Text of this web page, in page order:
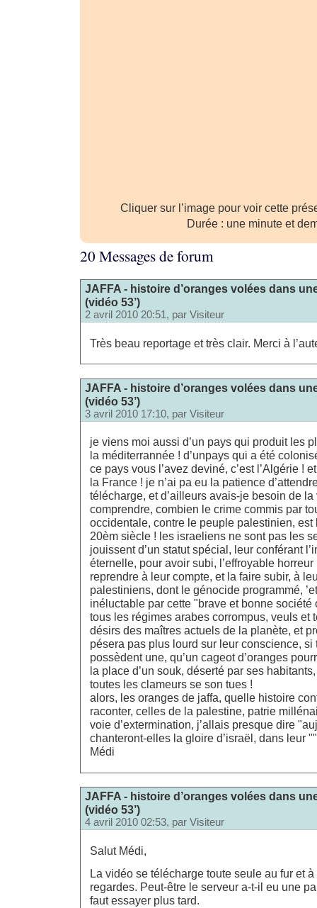
Cliquer sur l’image pour voir cette
Durée : une minute et
20 Messages de forum
JAFFA - histoire d’oranges volées dans
(vidéo 53’)
2 avril 2010 20:51, par Visiteur
Très beau reportage et très clair. Merci à
JAFFA - histoire d’oranges volées dans
(vidéo 53’)
3 avril 2010 17:10, par Visiteur
je viens moi aussi d’un pays qui produit les
la méditerrannée ! d’unpays qui a été
ce pays vous l’avez deviné, c’est l’Algérie !
la France ! je n’ai pa eu la patience
télécharge, et d’ailleurs avais-je besoin de
comprendre, combien le crime commis par
occidentale, contre le peuple palestinien,
20èm siècle ! les israeliens ne sont pas les
jouissent d’un statut spécial, leur conférant
éternelle, pour avoir subi, l’effroyable
reprendre à leur compte, et la faire subir, à
palestiniens, dont le génocide programmé,
inéluctable par cette "brave et bonne société
tous les régimes arabes corrompus, veuls et
désirs des maîtres actuels de la planète, et
pésera pas plus lourd sur leur conscience, si
possèdent une, qu’un cageot d’oranges
la place d’un souk, déserté par ses
toutes les clameurs se son tues !
alors, les oranges de jaffa, quelle histoire
raconter, celles de la palestine, patrie
voie d’extermination, j’allais presque dire
chanteront-elles la gloire d’israël, dans leur
Médi
JAFFA - histoire d’oranges volées dans
(vidéo 53’)
4 avril 2010 02:53, par Visiteur
Salut Médi,
La vidéo se télécharge toute seule au fur et
regardes. Peut-être le serveur a-t-il eu une
faut essayer plus tard.